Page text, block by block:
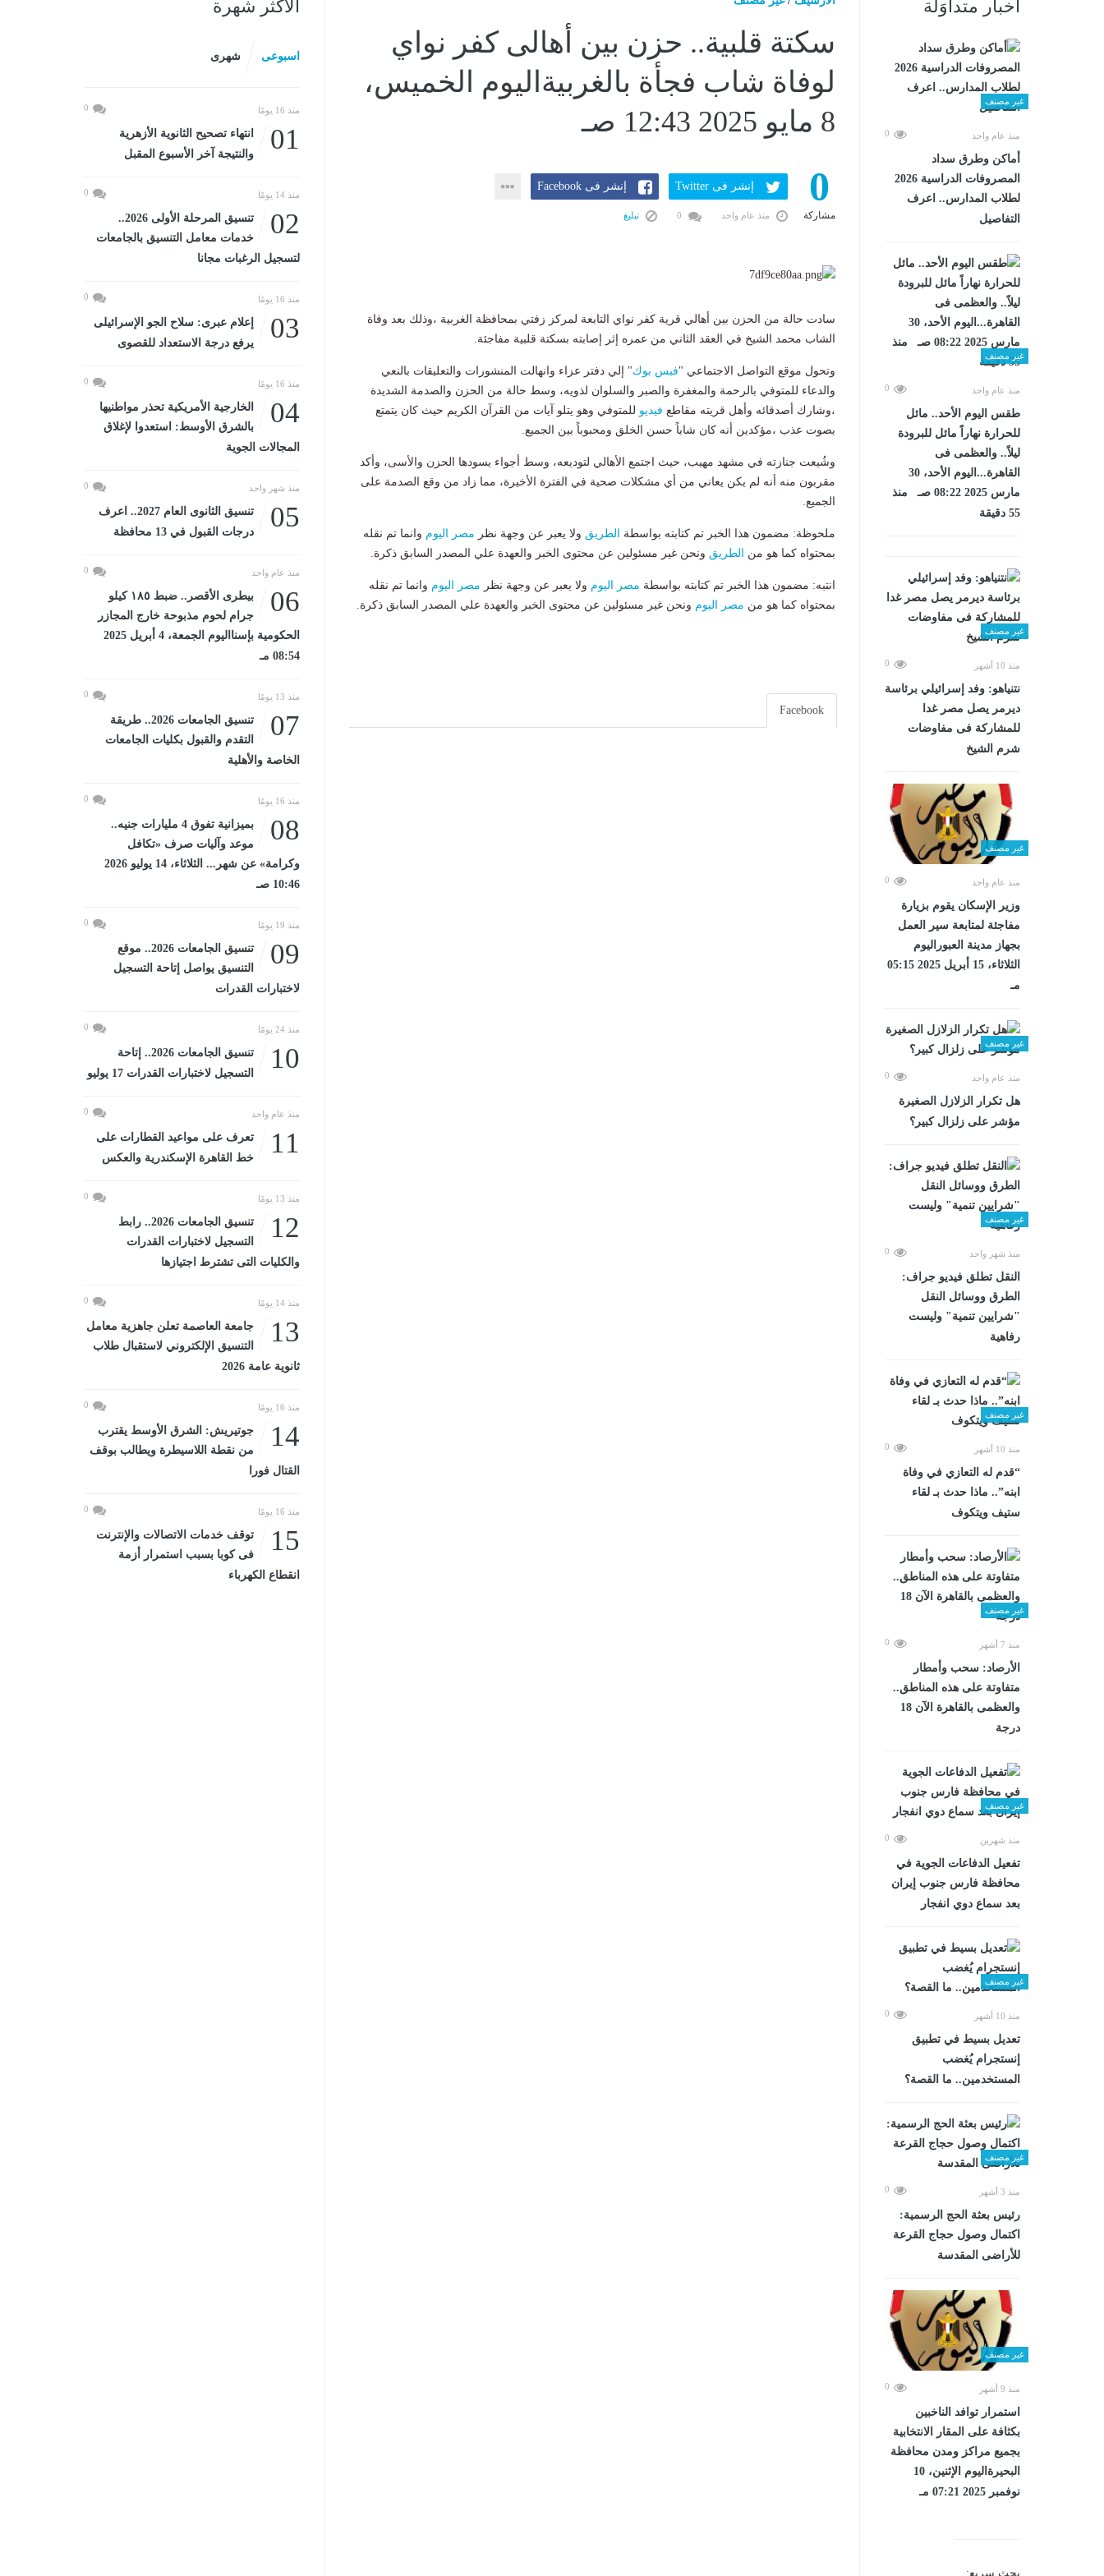
أخبار متداوَلة
غير مصنف
منذ عام واحد 0
أماكن وطرق سداد
المصروفات الدراسية 2026
لطلاب المدارس.. اعرف
التفاصيل
غير مصنف
منذ عام واحد 0
طقس اليوم الأحد.. مائل
للحرارة نهاراً مائل للبرودة
ليلاً.. والعظمى فى
القاهرة...اليوم الأحد، 30
مارس 2025 08:22 صـ منذ
55 دقيقة
غير مصنف
منذ 10 أشهر 0
نتنياهو: وفد إسرائيلي برئاسة
ديرمر يصل مصر غدا
للمشاركة فى مفاوضات
شرم الشيخ
غير مصنف
منذ عام واحد 0
وزير الإسكان يقوم بزيارة
مفاجئة لمتابعة سير العمل
بجهاز مدينة العبوراليوم
الثلاثاء، 15 أبريل 2025 05:15
مـ
غير مصنف
منذ عام واحد 0
هل تكرار الزلازل الصغيرة
مؤشر على زلزال كبير؟
غير مصنف
منذ شهر واحد 0
​النقل تطلق فيديو جراف:
الطرق ووسائل النقل
"شرايين تنمية" وليست
رفاهية
غير مصنف
منذ 10 أشهر 0
“قدم له التعازي في وفاة
ابنه”.. ماذا حدث بـ لقاء
ستيف ويتكوف
غير مصنف
منذ 7 أشهر 0
الأرصاد: سحب وأمطار
متفاوتة على هذه المناطق..
والعظمى بالقاهرة الآن 18
درجة
غير مصنف
منذ شهرين 0
تفعيل الدفاعات الجوية في
محافظة فارس جنوب إيران
بعد سماع دوي انفجار
غير مصنف
منذ 10 أشهر 0
تعديل بسيط في تطبيق
إنستجرام يُغضب
المستخدمين.. ما القصة؟
غير مصنف
منذ 3 أشهر 0
رئيس بعثة الحج الرسمية:
اكتمال وصول حجاج القرعة
للأراضى المقدسة
غير مصنف
منذ 9 أشهر 0
استمرار توافد الناخبين
بكثافة على المقار الانتخابية
بجميع مراكز ومدن محافظة
البحيرةاليوم الإثنين، 10
نوفمبر 2025 07:21 مـ
بحث سريع:
سكتة قلبية.. حزن بين أهالى كفر نواي
لوفاة شاب فجأة بالغربيةاليوم الخميس،
8 مايو 2025 12:43 صـ
0
مشاركة
إنشر فى Twitter إنشر فى Facebook
منذ عام واحد تبليغ
سادت حالة من الحزن بين أهالي قرية كفر نواي التابعة لمركز زفتي بمحافظة الغربية ،وذلك بعد وفاة
الشاب محمد الشيخ في العقد الثاني من عمره إثر إصابته بسكتة قلبية مفاجئة.
وتحول موقع التواصل الاجتماعي "فيس بوك" إلي دفتر عزاء وانهالت المنشورات والتعليقات بالنعي
والدعاء للمتوفي بالرحمة والمغفرة والصبر والسلوان لذويه، وسط حالة من الحزن والصدمة الشديدة
،وشارك أصدقائه وأهل قريته مقاطع فيديو للمتوفي وهو يتلو آيات من القرآن الكريم حيث كان يتمتع
بصوت عذب ،مؤكدين أنه كان شاباً حسن الخلق ومحبوباً بين الجميع.
وشُيعت جنازته في مشهد مهيب، حيث اجتمع الأهالي لتوديعه، وسط أجواء يسودها الحزن والأسى، وأكد
مقربون منه أنه لم يكن يعاني من أي مشكلات صحية في الفترة الأخيرة، مما زاد من وقع الصدمة على
الجميع.
ملحوظة: مضمون هذا الخبر تم كتابته بواسطة الطريق ولا يعبر عن وجهة نظر مصر اليوم وانما تم نقله
بمحتواه كما هو من
الطريق ونحن غير مسئولين عن محتوى الخبر والعهدة علي المصدر السابق ذكرة.
انتبه: مضمون هذا الخبر تم كتابته بواسطة مصر اليوم ولا يعبر عن وجهة نظر مصر اليوم وانما تم نقله
بمحتواه كما هو من مصر اليوم ونحن غير مسئولين عن محتوى الخبر والعهدة علي المصدر السابق ذكرة.
Facebook
الأكثر شهرة
اسبوعى شهرى
منذ 16 يومًا 0
01
انتهاء تصحيح الثانوية الأزهرية
والنتيجة آخر الأسبوع المقبل
منذ 14 يومًا 0
02
تنسيق المرحلة الأولى 2026..
خدمات معامل التنسيق بالجامعات
لتسجيل الرغبات مجانا
منذ 16 يومًا 0
03
إعلام عبرى: سلاح الجو الإسرائيلى
يرفع درجة الاستعداد للقصوى
منذ 16 يومًا 0
04
الخارجية الأمريكية تحذر مواطنيها
بالشرق الأوسط: استعدوا لإغلاق
المجالات الجوية
منذ شهر واحد 0
05
تنسيق الثانوى العام 2027.. اعرف
درجات القبول في 13 محافظة
منذ عام واحد 0
06
بيطرى الأقصر.. ضبط ١٨٥ كيلو
جرام لحوم مذبوحة خارج المجازر
الحكومية بإسنااليوم الجمعة، 4 أبريل 2025
08:54 مـ
منذ 13 يومًا 0
07
تنسيق الجامعات 2026.. طريقة
التقدم والقبول بكليات الجامعات
الخاصة والأهلية
منذ 16 يومًا 0
08
بميزانية تفوق 4 مليارات جنيه..
موعد وآليات صرف «تكافل
وكرامة» عن شهر... الثلاثاء، 14 يوليو 2026
10:46 صـ
منذ 19 يومًا 0
09
تنسيق الجامعات 2026.. موقع
التنسيق يواصل إتاحة التسجيل
لاختبارات القدرات
منذ 24 يومًا 0
10
تنسيق الجامعات 2026.. إتاحة
التسجيل لاختبارات القدرات 17 يوليو
منذ عام واحد 0
11
تعرف على مواعيد القطارات على
خط القاهرة الإسكندرية والعكس
منذ 13 يومًا 0
12
تنسيق الجامعات 2026.. رابط
التسجيل لاختبارات القدرات
والكليات التى تشترط اجتيازها
منذ 14 يومًا 0
13
جامعة العاصمة تعلن جاهزية معامل
التنسيق الإلكتروني لاستقبال طلاب
ثانوية عامة 2026
منذ 16 يومًا 0
14
جوتيريش: الشرق الأوسط يقترب
من نقطة اللاسيطرة ويطالب بوقف
القتال فورا
منذ 16 يومًا 0
15
توقف خدمات الاتصالات والإنترنت
فى كوبا بسبب استمرار أزمة
انقطاع الكهرباء